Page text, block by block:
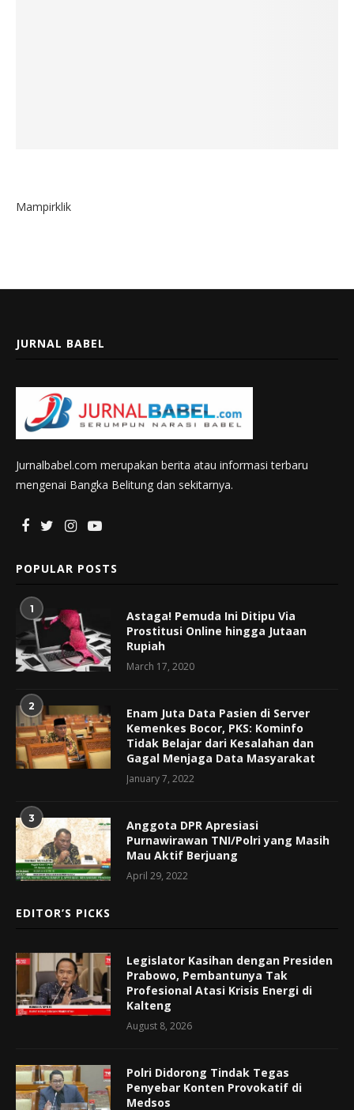
Mampirklik
JURNAL BABEL
Jurnalbabel.com merupakan berita atau informasi terbaru
mengenai Bangka Belitung dan sekitarnya.
POPULAR POSTS
1
Astaga! Pemuda Ini Ditipu Via
Prostitusi Online hingga Jutaan
Rupiah
March 17, 2020
2
Enam Juta Data Pasien di Server
Kemenkes Bocor, PKS: Kominfo
Tidak Belajar dari Kesalahan dan
Gagal Menjaga Data Masyarakat
January 7, 2022
3
Anggota DPR Apresiasi
Purnawirawan TNI/Polri yang Masih
Mau Aktif Berjuang
April 29, 2022
EDITOR’S PICKS
Legislator Kasihan dengan Presiden
Prabowo, Pembantunya Tak
Profesional Atasi Krisis Energi di
Kalteng
August 8, 2026
Polri Didorong Tindak Tegas
Penyebar Konten Provokatif di
Medsos